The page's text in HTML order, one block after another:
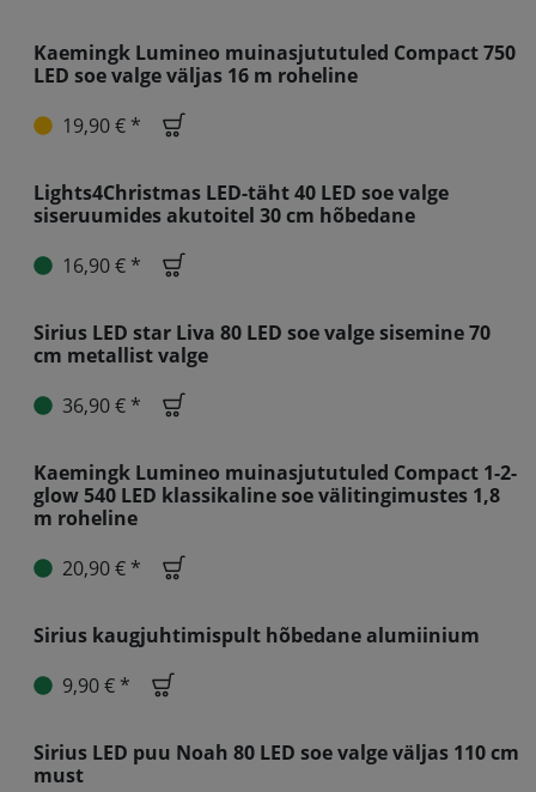
Kaemingk Lumineo muinasjututuled Compact 750
LED soe valge väljas 16 m roheline
19,90 € *
Lights4Christmas LED-täht 40 LED soe valge
siseruumides akutoitel 30 cm hõbedane
16,90 € *
Sirius LED star Liva 80 LED soe valge sisemine 70
cm metallist valge
36,90 € *
Kaemingk Lumineo muinasjututuled Compact 1-2-
glow 540 LED klassikaline soe välitingimustes 1,8
m roheline
20,90 € *
Sirius kaugjuhtimispult hõbedane alumiinium
9,90 € *
Sirius LED puu Noah 80 LED soe valge väljas 110 cm
must